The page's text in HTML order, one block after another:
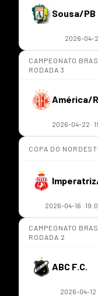
Sousa/PB
2026-04-
CAMPEONATO
RODADA 3
América/
2026-04-22 ·
COPA DO
2026-04-16 ·
CAMPEONATO
RODADA 2
ABC F.C.
2026-04-12